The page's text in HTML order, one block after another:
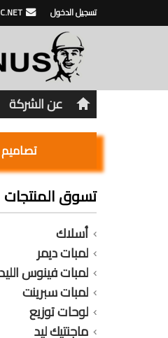
تسجيل الدخول
عن الشركة
تسوق المنتجات
أسلاك
لمبات ديمر
لمبات فينوس الليد
لمبات سبرينت
لوحات توزيع
ماجنتيك ليد